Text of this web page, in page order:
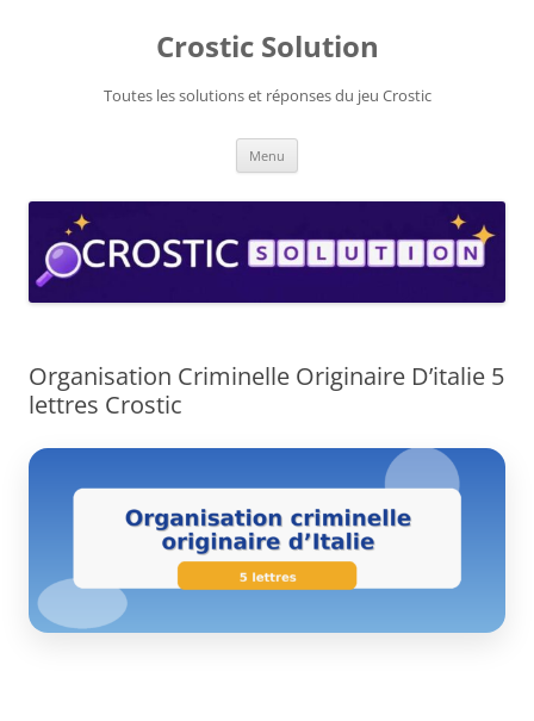
Crostic Solution
Toutes les solutions et réponses du jeu Crostic
Menu
Organisation Criminelle Originaire D’italie 5
lettres Crostic